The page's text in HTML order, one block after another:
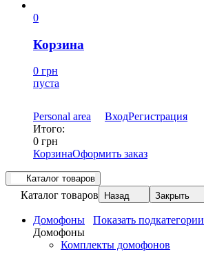
0
Корзина
0 грн
пуста
Personal area ВходРегистрация
Итого:
0 грн
КорзинаОформить заказ
Каталог товаров
Каталог товаров Назад Закрыть
Домофоны
Показать подкатегории
Домофоны
Комплекты домофонов